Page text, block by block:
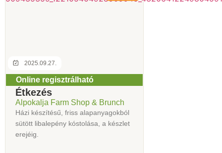
Online regisztrálható
2025.09.27.
Étkezés
Alpokalja Farm Shop & Brunch
Házi készítésű, friss alapanyagokból
sütött libalepény kóstolása, a készlet
erejéig.